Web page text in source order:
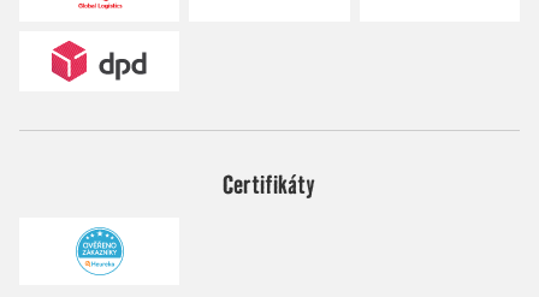
Certifikáty